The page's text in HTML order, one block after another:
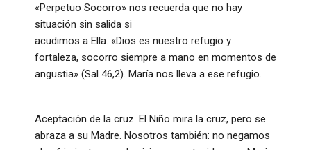
«Perpetuo Socorro» nos recuerda que no hay
situación sin salida si
acudimos a Ella. «Dios es nuestro refugio y
fortaleza, socorro siempre a mano en momentos de
angustia» (Sal 46,2). María nos lleva a ese refugio.
Aceptación de la cruz. El Niño mira la cruz, pero se
abraza a su Madre. Nosotros también: no negamos